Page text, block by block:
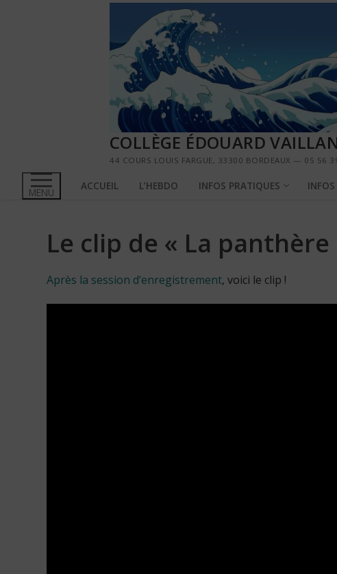
COLLÈGE ÉDOUARD
44 COURS LOUIS FARGUE, 33300 BORDEAUX — 05 56
MENU ACCUEIL L’HEBDO INFOS PRATIQUES
Le clip de « La
Après la session d’enregistrement, voici le clip !